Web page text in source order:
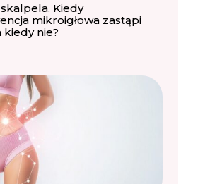
Kiedy
mikroigłowa zastąpi
kiedy nie?